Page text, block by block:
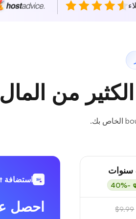
من المال
-40%
$9.99
استضافة UltaHost